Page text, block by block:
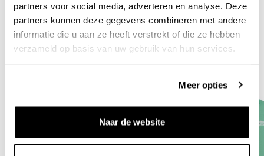
partners voor social media, adverteren en analyse. Deze
partners kunnen deze gegevens combineren met andere
informatie die u aan ze heeft verstrekt of die ze hebben
verzameld op basis van uw gebruik van hun services.
Meer opties
Naar de website
Verzenden & retourneren
Gerelateerde producten